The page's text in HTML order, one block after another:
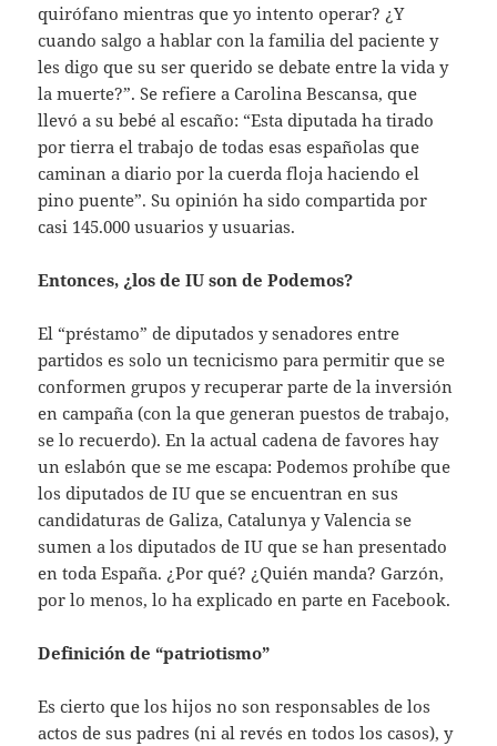
quirófano mientras que yo intento operar? ¿Y
cuando salgo a hablar con la familia del paciente y
les digo que su ser querido se debate entre la vida y
la muerte?”. Se refiere a Carolina Bescansa, que
llevó a su bebé al escaño: “Esta diputada ha tirado
por tierra el trabajo de todas esas españolas que
caminan a diario por la cuerda floja haciendo el
pino puente”. Su opinión ha sido compartida por
casi 145.000 usuarios y usuarias.
Entonces, ¿los de IU son de Podemos?
El “préstamo” de diputados y senadores entre
partidos es solo un tecnicismo para permitir que se
conformen grupos y recuperar parte de la inversión
en campaña (con la que generan puestos de trabajo,
se lo recuerdo). En la actual cadena de favores hay
un eslabón que se me escapa: Podemos prohíbe que
los diputados de IU que se encuentran en sus
candidaturas de Galiza, Catalunya y Valencia se
sumen a los diputados de IU que se han presentado
en toda España. ¿Por qué? ¿Quién manda? Garzón,
por lo menos, lo ha explicado en parte en Facebook.
Definición de “patriotismo”
Es cierto que los hijos no son responsables de los
actos de sus padres (ni al revés en todos los casos), y